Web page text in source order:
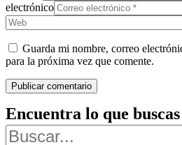
electrónico
Guarda mi nombre, correo
para la próxima vez que comente.
Encuentra lo que buscas